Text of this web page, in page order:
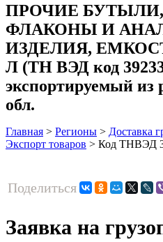
ПРОЧИЕ
ФЛАКОНЫ И
ИЗДЕЛИЯ,
Л (ТН ВЭД код
экспортируемый из
обл.
Главная > Регионы > Доставка
Экспорт товаров > Код ТНВЭД
Поделиться
Заявка на